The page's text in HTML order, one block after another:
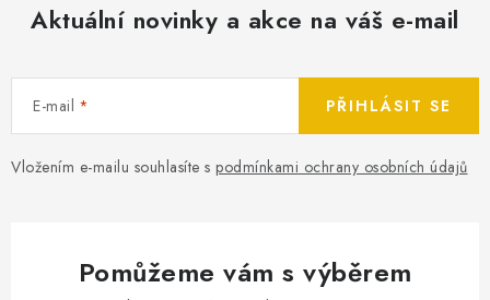
VÝMĚNA AUTOBATERIE
OBCHODNÍ PODMÍNKY
JAK NA TO S BATTERY.CZ
ČASTO KLADENÉ OTÁZKY, FAQ
NÁVODY KE STAŽENÍ
ZPĚTNÝ ODBĚR ELEKTROZAŘÍZENÍ A BATERIÍ
Aktuální novinky a akce na váš e-mail
E-mail
Vložením e-mailu souhlasíte s podmínkami ochrany osobních údajů
PŘIHLÁSIT SE
Pomůžeme vám s výběrem